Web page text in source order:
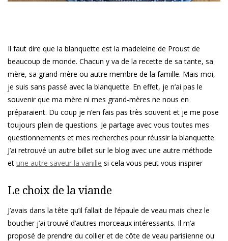
Il faut dire que la blanquette est la madeleine de Proust de
beaucoup de monde. Chacun y va de la recette de sa tante, sa
mère, sa grand-mère ou autre membre de la famille. Mais moi,
je suis sans passé avec la blanquette. En effet, je n’ai pas le
souvenir que ma mère ni mes grand-mères ne nous en
préparaient. Du coup je n’en fais pas très souvent et je me pose
toujours plein de questions. Je partage avec vous toutes mes
questionnements et mes recherches pour réussir la blanquette.
J’ai retrouvé un autre billet sur le blog avec une autre méthode
et une autre saveur la vanille si cela vous peut vous inspirer
Le choix de la viande
J’avais dans la tête qu’il fallait de l’épaule de veau mais chez le
boucher j’ai trouvé d’autres morceaux intéressants. Il m’a
proposé de prendre du collier et de côte de veau parisienne ou